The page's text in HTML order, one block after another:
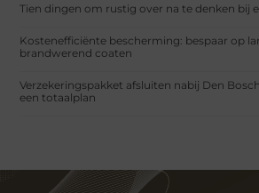
Tien dingen om rustig over na te denken bij
Kostenefficiënte bescherming: bespaar op
brandwerend coaten
Verzekeringspakket afsluiten nabij Den
een totaalplan